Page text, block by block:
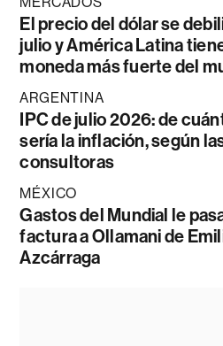
El precio del dólar se
julio y América Latina
moneda más fuerte del
ARGENTINA
IPC de julio 2026: de
sería la inflación, según
consultoras
MÉXICO
Gastos del Mundial le
factura a Ollamani de
Azcárraga